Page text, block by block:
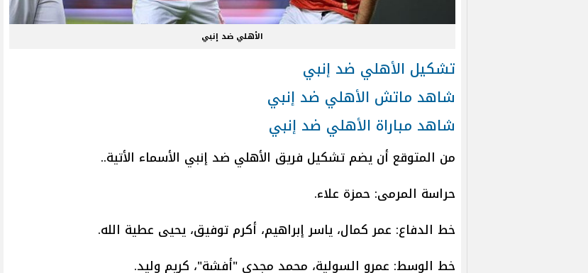
الأهلي ضد إنبي
تشكيل الأهلي ضد إنبي
شاهد ماتش الأهلي ضد إنبي
شاهد مباراة الأهلي ضد إنبي
من المتوقع أن يضم تشكيل فريق الأهلي ضد إنبي الأسماء الأتية..
حراسة المرمى: حمزة علاء.
خط الدفاع: عمر كمال، ياسر إبراهيم، أكرم توفيق، يحيى عطية الله.
خط الوسط: عمرو السولية، محمد مجدي "أفشة"، كريم وليد.